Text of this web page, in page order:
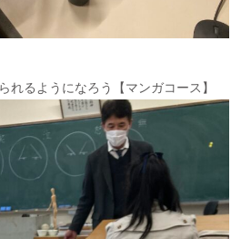
れるようになろう【マンガコース】